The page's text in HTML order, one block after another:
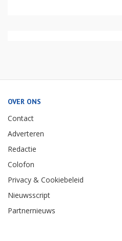
OVER ONS
Contact
Adverteren
Redactie
Colofon
Privacy & Cookiebeleid
Nieuwsscript
Partnernieuws